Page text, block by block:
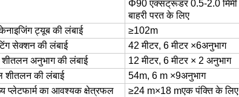
Φ90 एक्सट्रूडर 0.5-2.0 मिमी
बाहरी परत के लिए
ट्यूब की लंबाई
≥102m
सेक्शन की लंबाई
42 मीटर, 6 मीटर ×6अनुभाग
शीतलन अनुभाग की लंबाई
12 मीटर, 6 मीटर × 2 अनुभाग
शीतलन की लंबाई
54m, 6 m ×9अनुभाग
प्लेटफार्म का आवश्यक क्षेत्रफल
≥24 m×18 mएक पंक्ति के लिए